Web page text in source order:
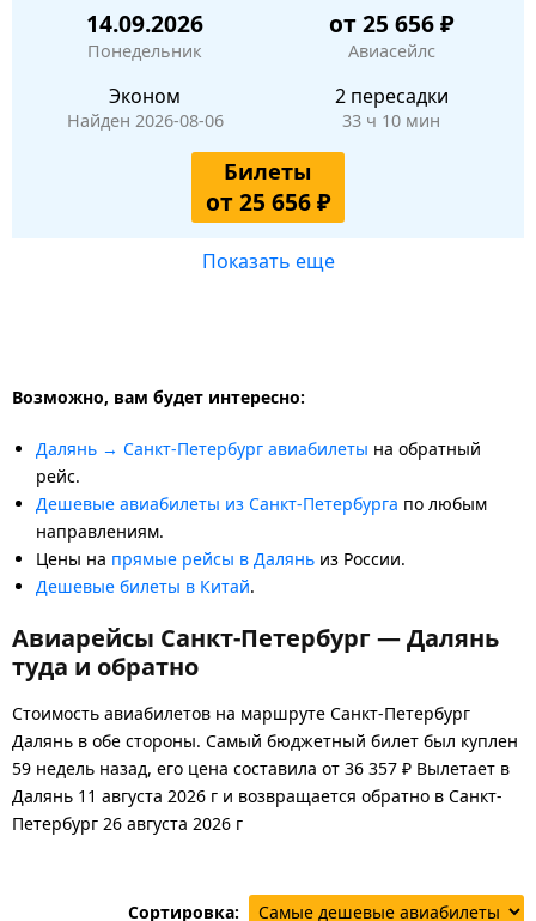
14.09.2026
Понедельник
от 25 656 ₽
Авиасейлс
Эконом
Найден 2026-08-06
2 пересадки
33 ч 10 мин
Билеты
от 25 656 ₽
Показать еще
Возможно, вам будет интересно:
Далянь → Санкт-Петербург авиабилеты на обратный
рейс.
Дешевые авиабилеты из Санкт-Петербурга по любым
направлениям.
Цены на прямые рейсы в Далянь из России.
Дешевые билеты в Китай.
Авиарейсы Санкт-Петербург — Далянь
туда и обратно
Стоимость авиабилетов на маршруте Санкт-Петербург
Далянь в обе стороны. Самый бюджетный билет был куплен
59 недель назад, его цена составила от 36 357 ₽ Вылетает в
Далянь 11 августа 2026 г и возвращается обратно в Санкт-
Петербург 26 августа 2026 г
Сортировка: